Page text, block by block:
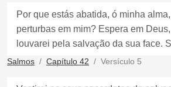
Por que estás abatida, ó minha
perturbas em mim? Espera em
louvarei pela salvação da sua face.
Salmos Capítulo 42 Versículo 5